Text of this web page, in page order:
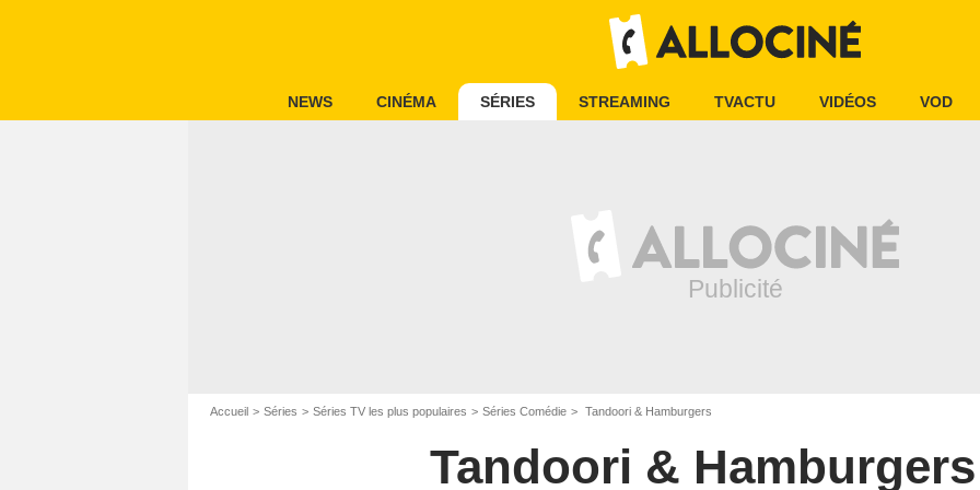
NEWS CINÉMA SÉRIES STREAMING TVACTU VIDÉOS VOD
Accueil Séries Séries TV les plus populaires Séries Comédie Tandoori & Hamburgers
Tandoori & Hamburgers